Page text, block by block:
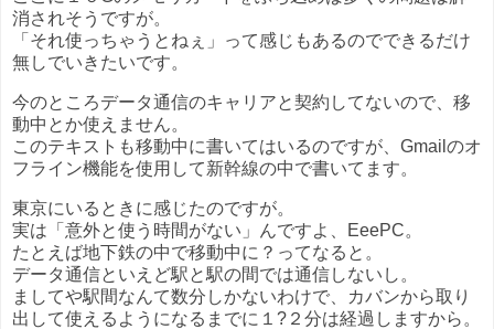
消されそうですが。
「それ使っちゃうとねぇ」って感じもあるのでできるだけ
無しでいきたいです。
今のところデータ通信のキャリアと契約してないので、移
動中とか使えません。
このテキストも移動中に書いてはいるのですが、Gmailのオ
フライン機能を使用して新幹線の中で書いてます。
東京にいるときに感じたのですが。
実は「意外と使う時間がない」んですよ、EeePC。
たとえば地下鉄の中で移動中に？ってなると。
データ通信といえど駅と駅の間では通信しないし。
ましてや駅間なんて数分しかないわけで、カバンから取り
出して使えるようになるまでに１?２分は経過しますから。